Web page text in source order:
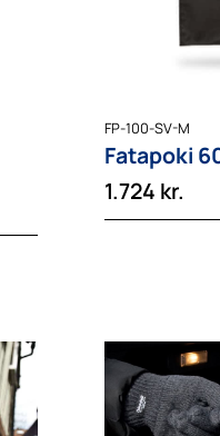
FP-100-SV-M
Fatapoki
1.724 kr.